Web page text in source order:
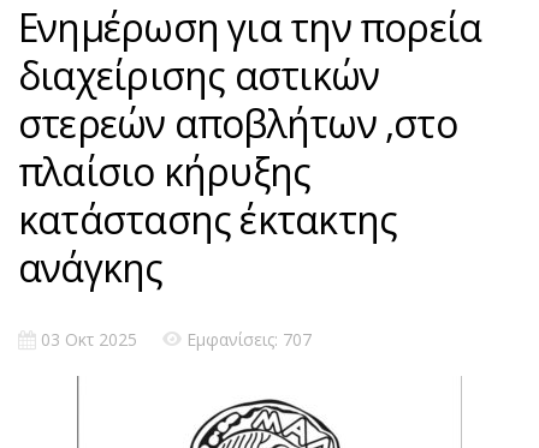
Ενημέρωση για την πορεία
διαχείρισης αστικών
στερεών αποβλήτων ,στο
πλαίσιο κήρυξης
κατάστασης έκτακτης
ανάγκης
03 Οκτ 2025 Εμφανίσεις: 707